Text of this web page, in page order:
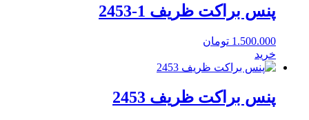
پنس براکت ظریف 1-2453
1.500.000 تومان
خرید
پنس براکت ظریف 2453